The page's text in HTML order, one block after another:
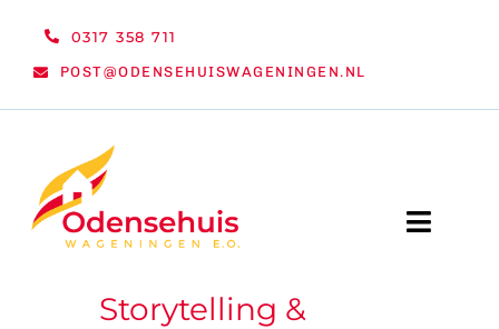
0317 358 711
POST@ODENSEHUISWAGENINGEN.NL
Toggle
WELKOMStorytelling &